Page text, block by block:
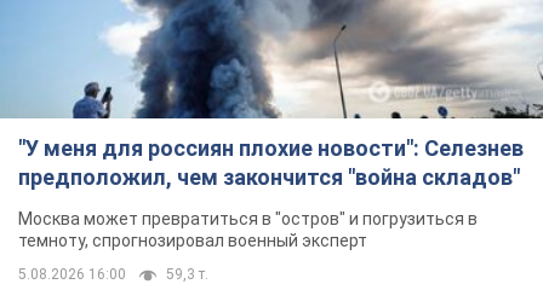
"У меня для россиян плохие новости": Селезнев
предположил, чем закончится "война складов"
Москва может превратиться в "остров" и погрузиться в
темноту, спрогнозировал военный эксперт
5.08.2026 16:00 59,3 т.